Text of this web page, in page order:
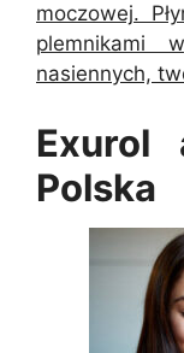
moczowej.
plemnikami
nasiennych,
Exurol
Polska